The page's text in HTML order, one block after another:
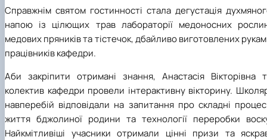
Справжнім святом гостинності стала дегустація
напою із цілющих трав лабораторії медоносних
медових пряників та тістечок, дбайливо виготовлених
працівників кафедри.
Аби закріпити отримані знання, Анастасія Вікторівна
колектив кафедри провели інтерактивну вікторину.
навперебій відповідали на запитання про складні
життя бджолиної родини та технології переробки
Найкмітливіші учасники отримали цінні призи та